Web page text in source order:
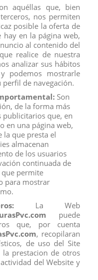
una selección aleatoria
de 4 años.
obtienen el certificado
en su establecimiento.
donde le atendemos
granexperienciaen
por mayor.
, tu página deconfianza.
Calificación
también
aquéllas que, bien
nos permiten
posible la oferta de
hay en la página web,
al contenido del
realice de nuestra
analizar sus hábitos
podemos mostrarle
de navegación.
Son
de la forma más
publicitarios que, en
en una página web,
la que presta el
almacenan
de los usuarios
continuada de
que permite
para mostrar
La Web
puede
que, por cuenta
, recopilaran
de uso del Site
prestacion de otros
del Website y